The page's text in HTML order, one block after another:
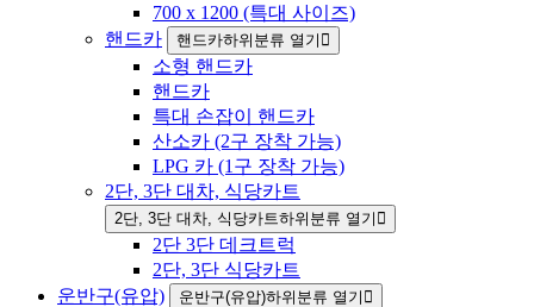
700 x 1200 (특대 사이즈)
핸드카
핸드카하위분류 열기
소형 핸드카
핸드카
특대 손잡이 핸드카
산소카 (2구 장착 가능)
LPG 카 (1구 장착 가능)
2단, 3단 대차, 식당카트
2단, 3단 대차, 식당카트하위분류 열기
2단 3단 데크트럭
2단, 3단 식당카트
운반구(유압)
운반구(유압)하위분류 열기